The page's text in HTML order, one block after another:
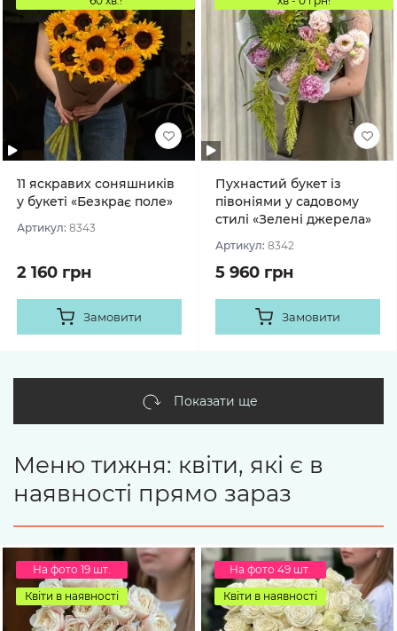
11 яскравих соняшників
у букеті «Безкрає поле»
Артикул: 8343
2 160 грн
Замовити
Пухнастий букет із
півоніями у садовому
стилі «Зелені джерела»
Артикул: 8342
5 960 грн
Замовити
Показати ще
Меню тижня: квіти, які є в
наявності прямо зараз
На фото 19 шт.
Квіти в наявності
На фото 49 шт.
Квіти в наявності